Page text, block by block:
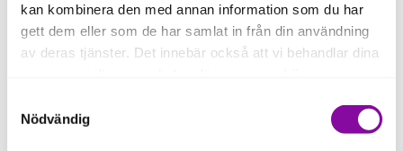
kan kombinera den med annan information som du har
gett dem eller som de har samlat in från din användning
av deras tjänster. Det innebär också att vi behandlar dina
Om du klickar på avvisa kommer användning av kakor
eller delning av information enligt ovan, inte att ske,
Nödvändig